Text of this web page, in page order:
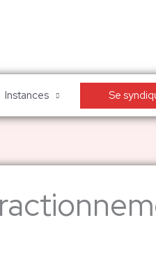
Instances Se